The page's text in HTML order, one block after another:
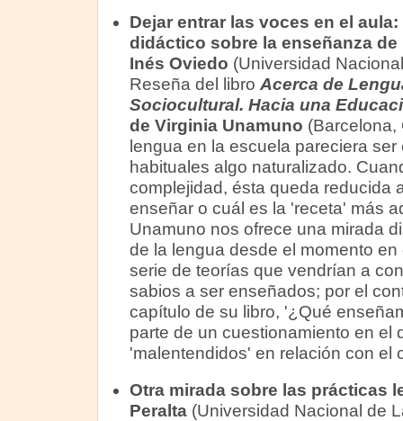
Dejar entrar las voces en el
didáctico sobre la enseñanza
Inés Oviedo (Universidad
Reseña del libro Acerca de
Sociocultural. Hacia una
de Virginia Unamuno (Barcelona,
lengua en la escuela pareciera
habituales algo naturalizado.
complejidad, ésta queda reducida
enseñar o cuál es la 'receta' más
Unamuno nos ofrece una mirada
de la lengua desde el momento
serie de teorías que vendrían a
sabios a ser enseñados; por el
capítulo de su libro, '¿Qué
parte de un cuestionamiento en el
'malentendidos' en relación con el
Otra mirada sobre las prácticas
Peralta (Universidad Nacional de